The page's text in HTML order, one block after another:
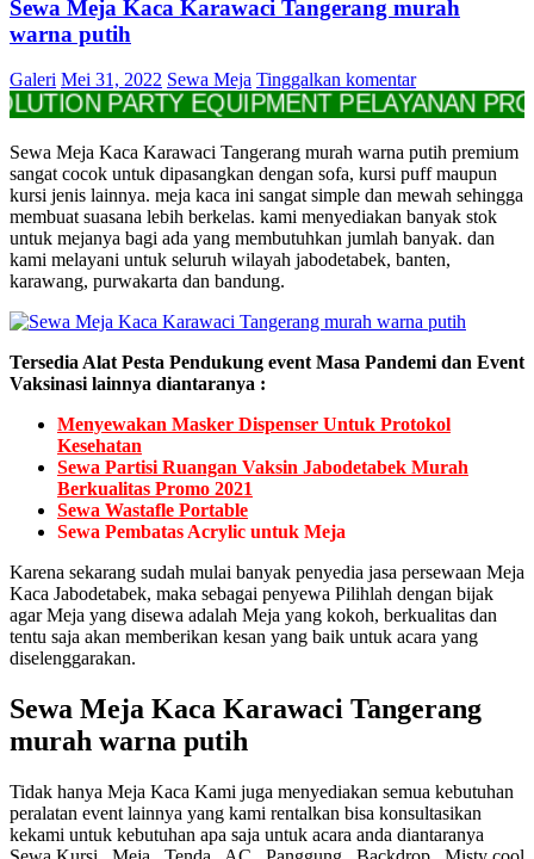
Sewa Meja Kaca Karawaci Tangerang murah
warna putih
Galeri Mei 31, 2022 Sewa Meja Tinggalkan komentar
PARTY EQUIPMENT PELAYANAN
Sewa Meja Kaca Karawaci Tangerang murah warna putih premium
sangat cocok untuk dipasangkan dengan sofa, kursi puff maupun
kursi jenis lainnya. meja kaca ini sangat simple dan mewah sehingga
membuat suasana lebih berkelas. kami menyediakan banyak stok
untuk mejanya bagi ada yang membutuhkan jumlah banyak. dan
kami melayani untuk seluruh wilayah jabodetabek, banten,
karawang, purwakarta dan bandung.
Tersedia Alat Pesta Pendukung event Masa Pandemi dan Event
Vaksinasi lainnya diantaranya :
Menyewakan Masker Dispenser Untuk Protokol
Kesehatan
Sewa Partisi Ruangan Vaksin Jabodetabek Murah
Berkualitas Promo 2021
Sewa Wastafle Portable
Sewa Pembatas Acrylic untuk Meja
Karena sekarang sudah mulai banyak penyedia jasa persewaan Meja
Kaca Jabodetabek, maka sebagai penyewa Pilihlah dengan bijak
agar Meja yang disewa adalah Meja yang kokoh, berkualitas dan
tentu saja akan memberikan kesan yang baik untuk acara yang
diselenggarakan.
Sewa Meja Kaca Karawaci Tangerang
murah warna putih
Tidak hanya Meja Kaca Kami juga menyediakan semua kebutuhan
peralatan event lainnya yang kami rentalkan bisa konsultasikan
kekami untuk kebutuhan apa saja untuk acara anda diantaranya